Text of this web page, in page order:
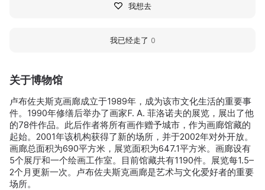
关于博物馆
卢布佐夫斯克画廊成立于1989年，成为该市文化生活的重要事
件。1990年修缮后举办了画家F. A. 菲洛诺夫的展览，展出了他
的78件作品。此后作者将所有画作赠予城市，作为画廊馆藏的
起始。2001年该机构获得了新的场所，并于2002年对外开放。
画廊总面积为690平方米，展览面积为647.1平方米。画廊设有
5个展厅和一个绘画工作室。目前馆藏共有1190件。展览每1.5–
2个月更新一次。卢布佐夫斯克画廊是艺术与文化爱好者的重要
场所。
我想去
我已经走了 0